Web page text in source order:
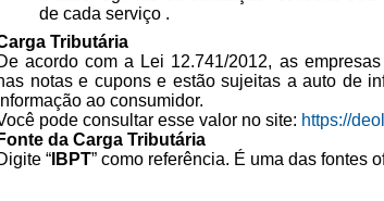
de cada serviço .
Tributária
acordo com a Lei 12.741/2012, as
notas e cuponse estão sujeitas a auto de
ao consumidor.
pode consultar esse valor no site: https://
Fonte da Carga Tributária
“ IBPT” como referência. É uma das fontes